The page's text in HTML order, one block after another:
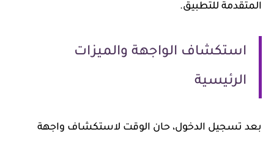
المتقدمة للتطبيق.
استكشاف الواجهة والميزات
الرئيسية
بعد تسجيل الدخول، حان الوقت لاستكشاف واجهة